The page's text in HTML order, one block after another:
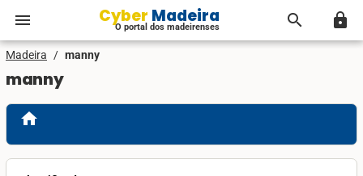
menu Cyber Madeira
O portal dos madeirenses search lock
Madeira / manny
manny
home